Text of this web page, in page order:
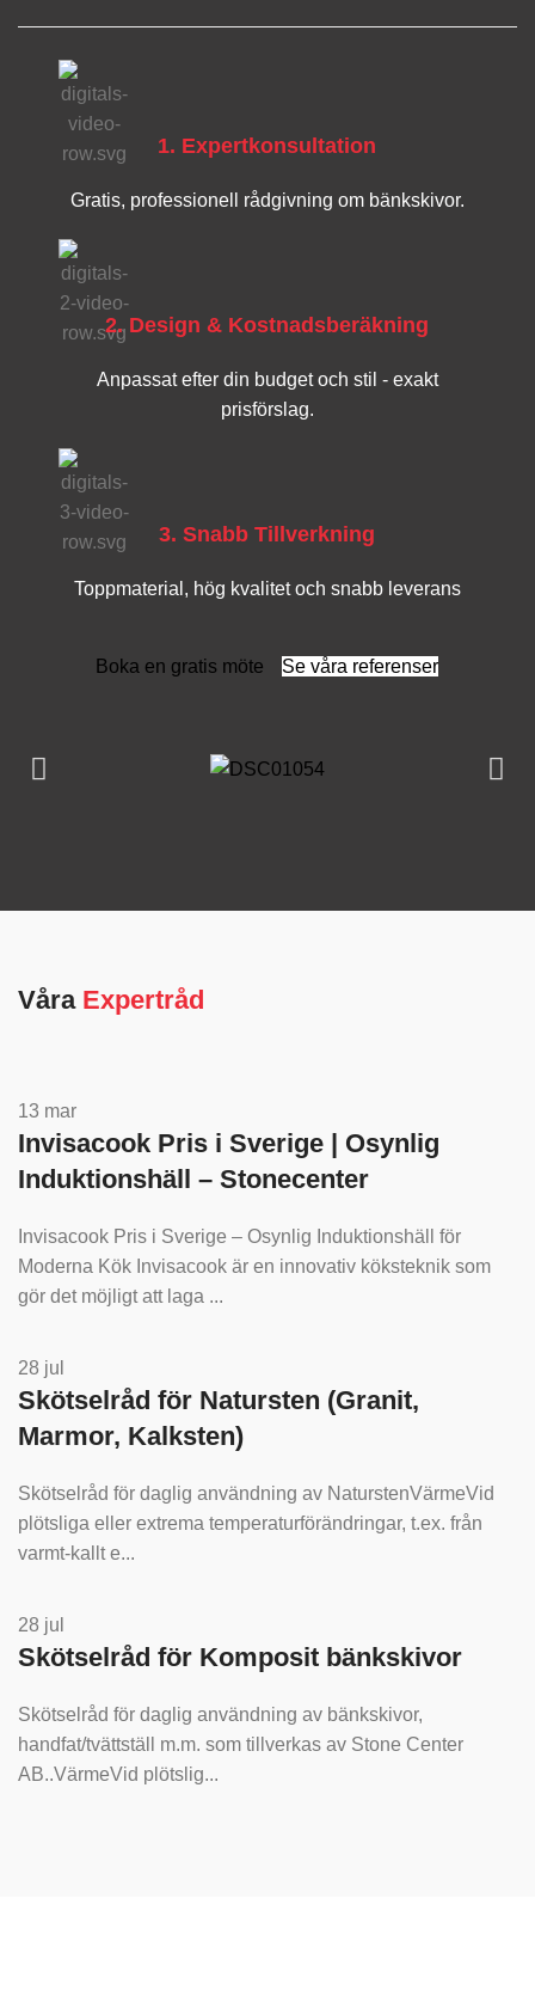
1. Expertkonsultation
Gratis, professionell rådgivning om bänkskivor.
2. Design & Kostnadsberäkning
Anpassat efter din budget och stil - exakt
prisförslag.
3. Snabb Tillverkning
Toppmaterial, hög kvalitet och snabb leverans
Boka en gratis möte Se våra referenser
Våra Expertråd
13 mar
Invisacook Pris i Sverige | Osynlig
Induktionshäll – Stonecenter
Invisacook Pris i Sverige – Osynlig Induktionshäll för
Moderna Kök Invisacook är en innovativ köksteknik som
gör det möjligt att laga ...
28 jul
Skötselråd för Natursten (Granit,
Marmor, Kalksten)
Skötselråd för daglig användning av NaturstenVärmeVid
plötsliga eller extrema temperaturförändringar, t.ex. från
varmt-kallt e...
28 jul
Skötselråd för Komposit bänkskivor
Skötselråd för daglig användning av bänkskivor,
handfat/tvättställ m.m. som tillverkas av Stone Center
AB..VärmeVid plötslig...